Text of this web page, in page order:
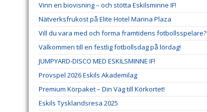
Vinn en biovisning – och stötta Eskilsminne IF!
Nätverksfrukost på Elite Hotel Marina Plaza
Vill du vara med och forma framtidens fotbollsspelare?
Välkommen till en festlig fotbollsdag på lördag!
JUMPYARD-DISCO MED ESKILSMINNE IF!
Provspel 2026 Eskils Akademilag
Premium Körpaket – Din Väg till Körkortet!
Eskils Tysklandsresa 2025